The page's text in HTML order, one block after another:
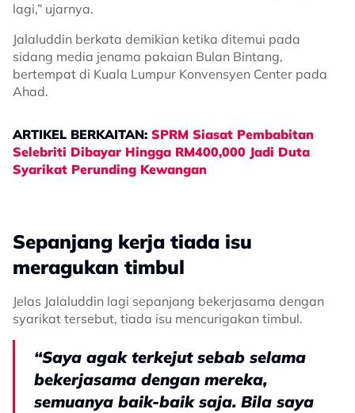
lagi,” ujarnya.
Jalaluddin berkata demikian ketika ditemui pada
sidang media jenama pakaian Bulan Bintang,
bertempat di Kuala Lumpur Konvensyen Center pada
Ahad.
ARTIKEL BERKAITAN: SPRM Siasat Pembabitan
Selebriti Dibayar Hingga RM400,000 Jadi Duta
Syarikat Perunding Kewangan
Sepanjang kerja tiada isu
meragukan timbul
Jelas Jalaluddin lagi sepanjang bekerjasama dengan
syarikat tersebut, tiada isu mencurigakan timbul.
“Saya agak terkejut sebab selama
bekerjasama dengan mereka,
semuanya baik-baik saja. Bila saya